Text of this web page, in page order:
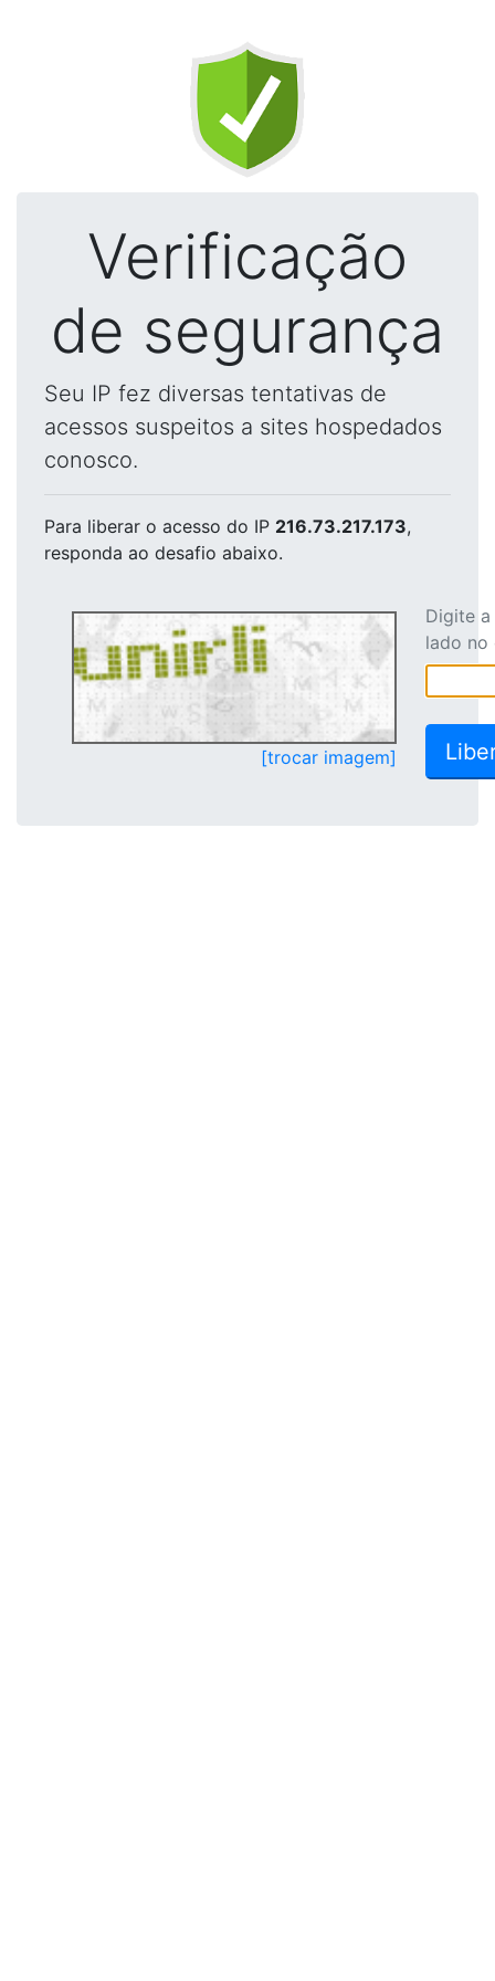
Verificação
de segurança
Seu IP fez diversas tentativas de
acessos suspeitos a sites hospedados
conosco.
Para liberar o acesso do IP 216.73.217.173,
responda ao desafio abaixo.
[trocar imagem]
Digite
lado no